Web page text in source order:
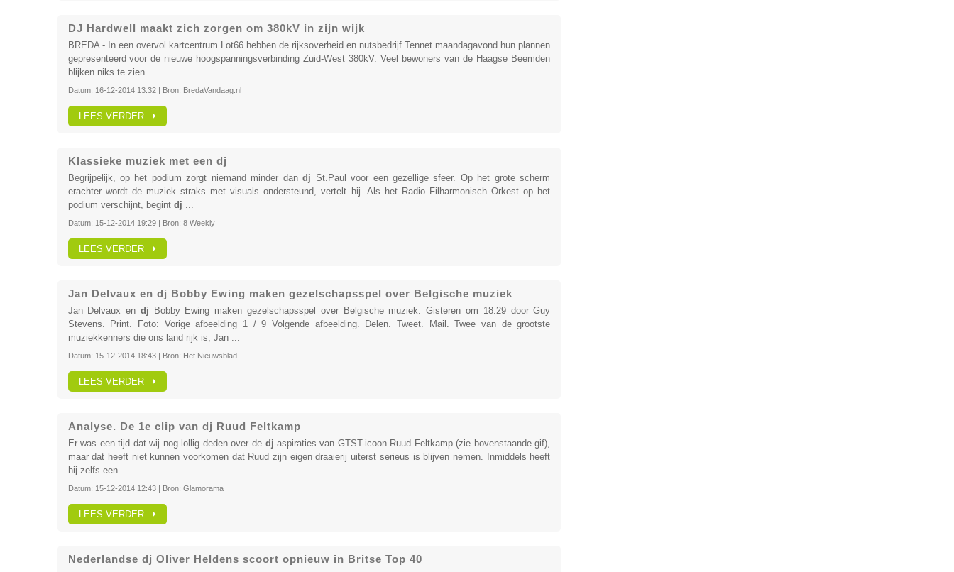
DJ Hardwell maakt zich zorgen om 380kV in zijn wijk
BREDA - In een overvol kartcentrum Lot66 hebben de rijksoverheid en nutsbedrijf Tennet maandagavond hun plannen
gepresenteerd voor de nieuwe hoogspanningsverbinding Zuid-West 380kV. Veel bewoners van de Haagse Beemden
blijken niks te zien ...
Datum: 16-12-2014 13:32| Bron: BredaVandaag.nl
LEES VERDER
Klassieke muziek met een dj
Begrijpelijk, op het podium zorgt niemand minder dandj St.Paul voor een gezellige sfeer. Op het grote scherm
erachter wordt de muziek straks met visuals ondersteund, vertelt hij. Als het Radio Filharmonisch Orkest op het
podium verschijnt, begint dj ...
Datum: 15-12-2014 19:29| Bron: 8 Weekly
LEES VERDER
Jan Delvaux en dj Bobby Ewing maken gezelschapsspel over Belgische muziek
Jan Delvaux en dj Bobby Ewing maken gezelschapsspel over Belgische muziek. Gisteren om 18:29 door Guy
Stevens. Print. Foto: Vorige afbeelding 1 / 9 Volgende afbeelding. Delen. Tweet. Mail. Twee van de grootste
muziekkenners die ons land rijk is, Jan ...
Datum: 15-12-2014 18:43| Bron: Het Nieuwsblad
LEES VERDER
Analyse. De 1e clip van dj Ruud Feltkamp
Er was een tijd dat wij nog lollig deden over de dj-aspiraties van GTST-icoon Ruud Feltkamp (zie bovenstaande gif),
maar dat heeft niet kunnen voorkomen dat Ruud zijn eigen draaierij uiterst serieus is blijven nemen. Inmiddels heeft
hij zelfs een ...
Datum: 15-12-2014 12:43| Bron: Glamorama
LEES VERDER
Nederlandse dj Oliver Heldens scoort opnieuw in Britse Top 40